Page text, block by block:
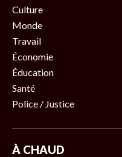
Culture
Monde
Travail
Économie
Éducation
Santé
Police / Justice
À CHAUD